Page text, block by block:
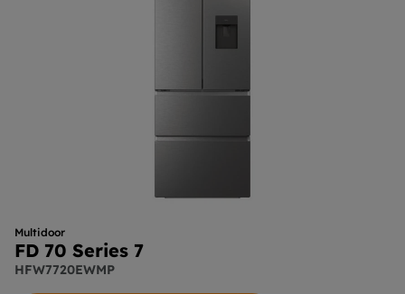
Multidoor
FD 70 Series 7
HFW7720EWMP